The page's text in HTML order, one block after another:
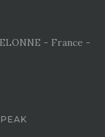
- France -